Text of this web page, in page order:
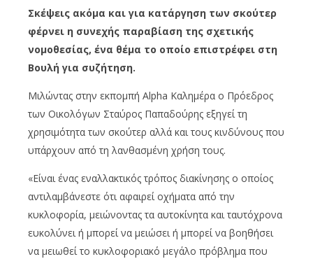
Σκέψεις ακόμα και για κατάργηση των σκούτερ
φέρνει η συνεχής παραβίαση της σχετικής
νομοθεσίας, ένα θέμα το οποίο επιστρέφει στη
Βουλή για συζήτηση.
Μιλώντας στην εκπομπή Alpha Καλημέρα ο Πρόεδρος
των Οικολόγων Σταύρος Παπαδούρης εξηγεί τη
χρησιμότητα των σκούτερ αλλά και τους κινδύνους που
υπάρχουν από τη λανθασμένη χρήση τους.
«Είναι ένας εναλλακτικός τρόπος διακίνησης ο οποίος
αντιλαμβάνεστε ότι αφαιρεί οχήματα από την
κυκλοφορία, μειώνοντας τα αυτοκίνητα και ταυτόχρονα
ευκολύνει ή μπορεί να μειώσει ή μπορεί να βοηθήσει
να μειωθεί το κυκλοφοριακό μεγάλο πρόβλημα που